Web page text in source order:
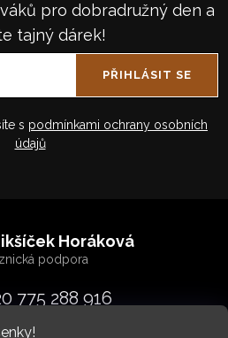
pro dobradružný den a
tajný dárek!
s podmínkami ochrany osobních
údajů
PŘIHLÁSIT SE
Horáková
775 288 916